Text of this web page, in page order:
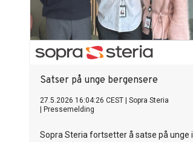
Satser på unge bergensere
27.5.2026 16:04:26 CEST
Sopra Steria
Pressemelding
Sopra Steria fortsetter å satse på unge i